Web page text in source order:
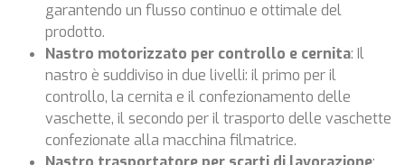
garantendo un flusso continuo e ottimale del
prodotto.
Nastro motorizzato per controllo e cernita: Il
nastro è suddiviso in due livelli: il primo per il
controllo, la cernita e il confezionamento delle
vaschette, il secondo per il trasporto delle vaschette
confezionate alla macchina filmatrice.